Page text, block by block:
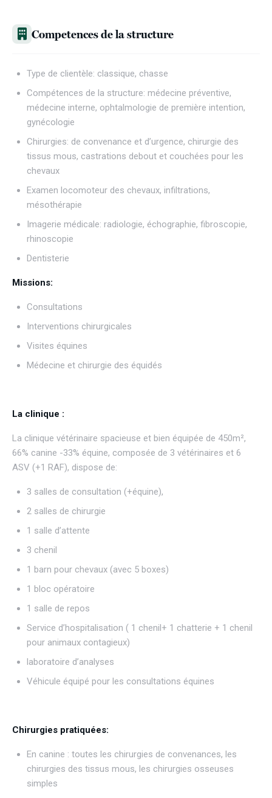
Competences de la structure
Type de clientèle: classique, chasse
Compétences de la structure: médecine préventive,
médecine interne, ophtalmologie de première intention,
gynécologie
Chirurgies: de convenance et d’urgence, chirurgie des
tissus mous, castrations debout et couchées pour les
chevaux
Examen locomoteur des chevaux, infiltrations,
mésothérapie
Imagerie médicale: radiologie, échographie, fibroscopie,
rhinoscopie
Dentisterie
Missions:
Consultations
Interventions chirurgicales
Visites équines
Médecine et chirurgie des équidés
La clinique :
La clinique vétérinaire spacieuse et bien équipée de 450m²,
66% canine -33% équine, composée de 3 vétérinaires et 6
ASV (+1 RAF), dispose de:
3 salles de consultation (+équine),
2 salles de chirurgie
1 salle d’attente
3 chenil
1 barn pour chevaux (avec 5 boxes)
1 bloc opératoire
1 salle de repos
Service d’hospitalisation ( 1 chenil+ 1 chatterie + 1 chenil
pour animaux contagieux)
laboratoire d’analyses
Véhicule équipé pour les consultations équines
Chirurgies pratiquées:
En canine : toutes les chirurgies de convenances, les
chirurgies des tissus mous, les chirurgies osseuses
simples